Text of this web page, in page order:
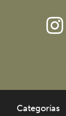
Categorías